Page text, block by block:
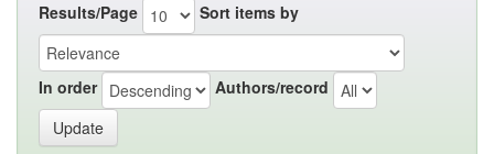
Results/Page Sort items by
In order Authors/record